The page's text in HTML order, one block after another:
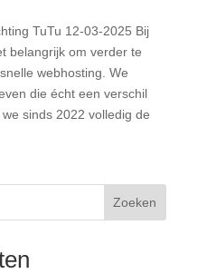
TuTu 12-03-2025 Bij
belangrijk om verder te
webhosting. We
die écht een verschil
sinds 2022 volledig de
Zoeken